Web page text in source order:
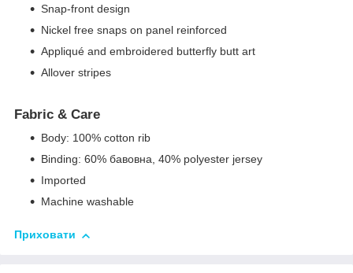
Snap-front design
Nickel free snaps on panel reinforced
Appliqué and embroidered butterfly butt art
Allover stripes
Fabric & Care
Body: 100% cotton rib
Binding: 60% бавовна, 40% polyester jersey
Imported
Machine washable
Приховати